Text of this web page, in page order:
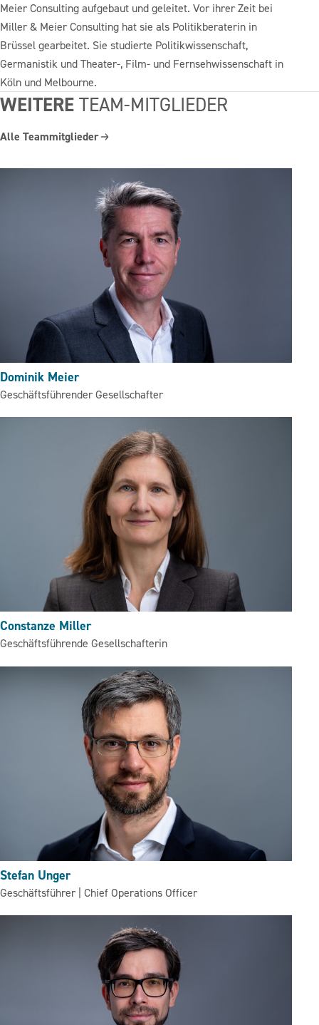
Meier Consulting aufgebaut und geleitet. Vor ihrer Zeit bei
Miller & Meier Consulting hat sie als Politikberaterin in
Brüssel gearbeitet. Sie studierte Politikwissenschaft,
Germanistik und Theater-, Film- und Fernsehwissenschaft in
Köln und Melbourne.
WEITERE TEAM-MITGLIEDER
Alle Teammitglieder
Dominik Meier
Geschäftsführender Gesellschafter
Constanze Miller
Geschäftsführende Gesellschafterin
Stefan Unger
Geschäftsführer | Chief Operations Officer